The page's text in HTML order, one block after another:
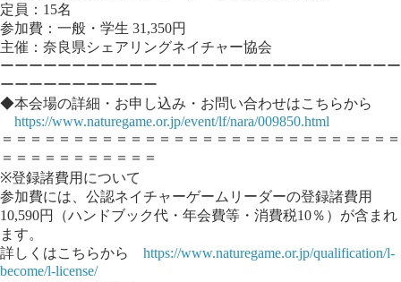
定員：15名
参加費：一般・学生 31,350円
主催：奈良県シェアリングネイチャー協会
ーーーーーーーーーーーーーーーーーーーーーーーーーーーー
ーーーーーーーーーーー
◆本会場の詳細・お申し込み・お問い合わせはこちらから
https://www.naturegame.or.jp/event/lf/nara/009850.html
＝＝＝＝＝＝＝＝＝＝＝＝＝＝＝＝＝＝＝＝＝＝＝＝＝＝＝＝
＝＝＝＝＝＝＝＝＝＝＝
※登録諸費用について
参加費には、公認ネイチャーゲームリーダーの登録諸費用
10,590円（ハンドブック代・年会費等・消費税10％）が含まれ
ます。
詳しくはこちらから https://www.naturegame.or.jp/qualification/l-
become/l-license/